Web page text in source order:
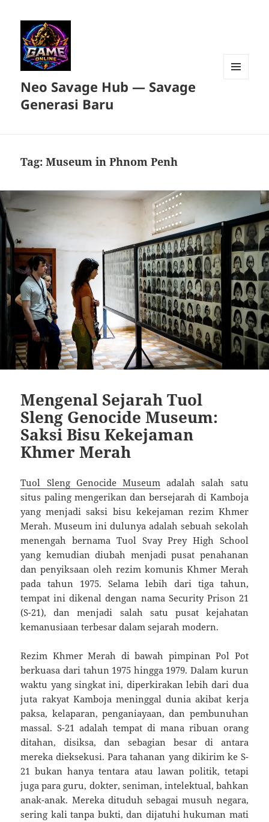
Neo Savage Hub — Savage
Generasi Baru
Tag:Museum in Phnom Penh
Mengenal Sejarah Tuol
Sleng Genocide Museum:
Saksi Bisu Kekejaman
Khmer Merah
Tuol Sleng Genocide Museum adalah salah satu
situs paling mengerikan dan bersejarah di Kamboja
yang menjadi saksi bisu kekejaman rezim Khmer
Merah. Museum ini dulunya adalah sebuah sekolah
menengah bernama Tuol Svay Prey High School
yang kemudian diubah menjadi pusat penahanan
dan penyiksaan oleh rezim komunis Khmer Merah
pada tahun 1975. Selama lebih dari tiga tahun,
tempat ini dikenal dengan nama Security Prison 21
(S-21), dan menjadi salah satu pusat kejahatan
kemanusiaan terbesar dalam sejarah modern.
Rezim Khmer Merah di bawah pimpinan Pol Pot
berkuasa dari tahun 1975 hingga 1979. Dalam kurun
waktu yang singkat ini, diperkirakan lebih dari dua
juta rakyat Kamboja meninggal dunia akibat kerja
paksa, kelaparan, penganiayaan, dan pembunuhan
massal. S-21 adalah tempat di mana ribuan orang
ditahan, disiksa, dan sebagian besar di antara
mereka dieksekusi. Para tahanan yang dikirim ke S-
21 bukan hanya tentara atau lawan politik, tetapi
juga para guru, dokter, seniman, intelektual, bahkan
anak-anak. Mereka dituduh sebagai musuh negara,
sering kali tanpa bukti, dan dijatuhi hukuman mati